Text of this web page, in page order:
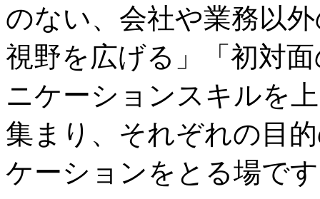
のない、会社や業務以
視野を広げる」「初対
ニケーションスキルを
集まり、それぞれの目
ケーションをとる場で